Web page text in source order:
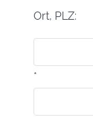
Ort, PLZ:
*